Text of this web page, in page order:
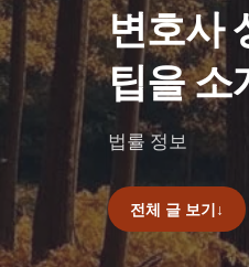
변호사
팁을 소
법률 정보
전체 글 보기↓